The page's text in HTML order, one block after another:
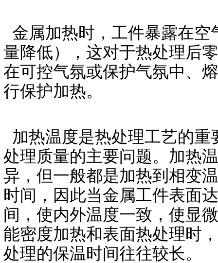
金属加热时，工件暴露在
量降低），这对于热处理后
在可控气氛或保护气氛中、
行保护加热。
加热温度是热处理工艺的
处理质量的主要问题。加热
异，但一般都是加热到相变
时间，因此当金属工件表面
间，使内外温度一致，使显
能密度加热和表面热处理时
处理的保温时间往往较长。